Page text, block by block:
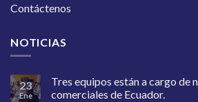
Contáctenos
NOTICIAS
23
Ene
Tres equipos están a cargo de
comerciales de Ecuador.